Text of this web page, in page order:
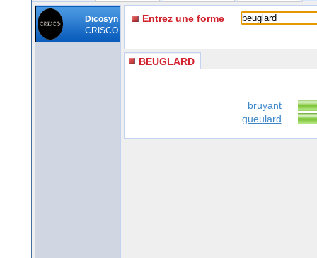
Dicosyn
CRISCO
Entrez une forme
BEUGLARD
bruyant
gueulard